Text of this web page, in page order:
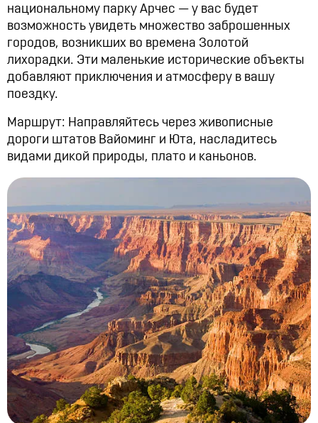
национальному парку Арчес — у вас будет
возможность увидеть множество заброшенных
городов, возникших во времена Золотой
лихорадки. Эти маленькие исторические объекты
добавляют приключения и атмосферу в вашу
поездку.
Маршрут: Направляйтесь через живописные
дороги штатов Вайоминг и Юта, насладитесь
видами дикой природы, плато и каньонов.